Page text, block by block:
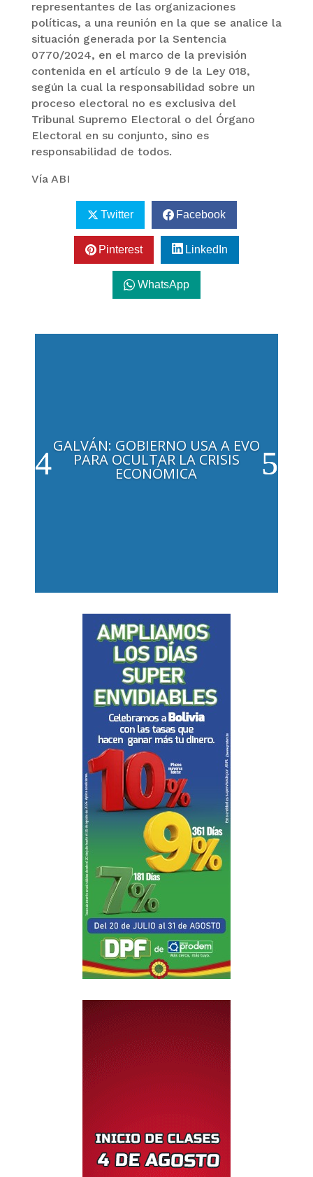
representantes de las organizaciones
políticas, a una reunión en la que se analice la
situación generada por la Sentencia
0770/2024, en el marco de la previsión
contenida en el artículo 9 de la Ley 018,
según la cual la responsabilidad sobre un
proceso electoral no es exclusiva del
Tribunal Supremo Electoral o del Órgano
Electoral en su conjunto, sino es
responsabilidad de todos.
Vía ABI
Twitter Facebook
Pinterest LinkedIn
WhatsApp
GALVÁN: GOBIERNO USA A EVO
PARA OCULTAR LA CRISIS
ECONÓMICA